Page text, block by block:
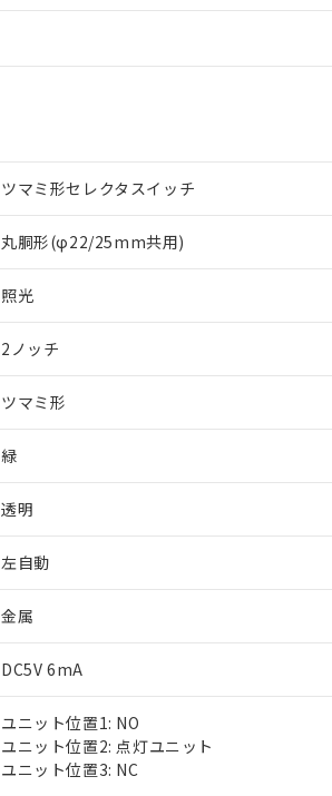
ツマミ形セレクタスイッチ
丸胴形(φ22/25mm共用)
照光
2ノッチ
ツマミ形
緑
透明
左自動
金属
DC5V 6mA
ユニット位置1: NO
ユニット位置2: 点灯ユニット
ユニット位置3: NC